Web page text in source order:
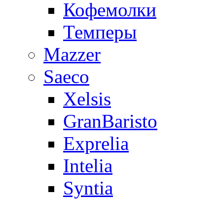
Кофемолки
Темперы
Mazzer
Saeco
Xelsis
GranBaristo
Exprelia
Intelia
Syntia